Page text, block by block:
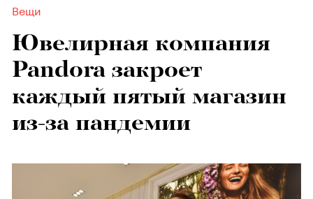
Вещи
Ювелирная компания
Pandora закроет
каждый пятый магазин
из-за пандемии